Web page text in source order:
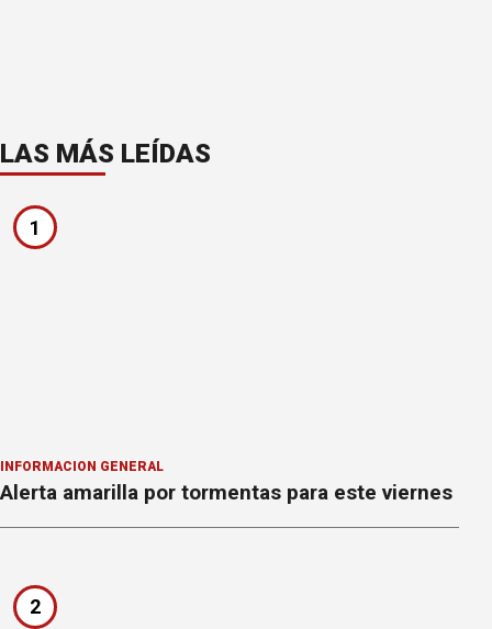
LAS MÁS LEÍDAS
1
INFORMACION GENERAL
Alerta amarilla por tormentas para este viernes
2